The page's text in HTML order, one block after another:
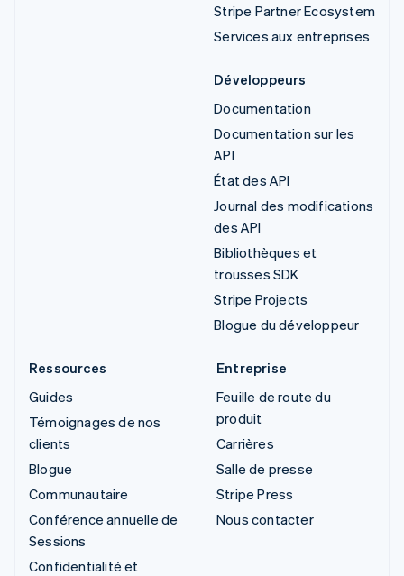
Stripe Partner Ecosystem
Services aux entreprises
Développeurs
Documentation
Documentation sur les
API
État des API
Journal des modifications
des API
Bibliothèques et
trousses SDK
Stripe Projects
Blogue du développeur
Ressources
Guides
Témoignages de nos
clients
Blogue
Communautaire
Conférence annuelle de
Sessions
Confidentialité et
Entreprise
Feuille de route du
produit
Carrières
Salle de presse
Stripe Press
Nous contacter